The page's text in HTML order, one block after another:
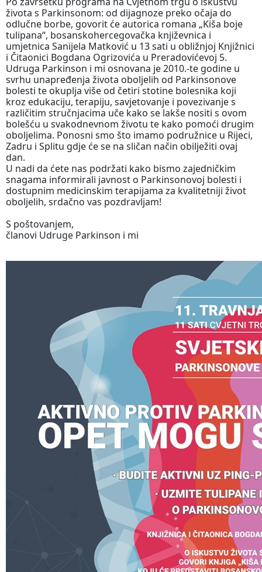
života s Parkinsonom: od dijagnoze preko očaja do
odlučne borbe, govorit će autorica romana „Kiša boje
tulipana“, bosanskohercegovačka književnica i
umjetnica Sanijela Matković u 13 sati u obližnjoj Knjižnici
i Čitaonici Bogdana Ogrizovića u Preradovićevoj 5.
Udruga Parkinson i mi osnovana je 2010.-te godine u
svrhu unapređenja života oboljelih od Parkinsonove
bolesti te okuplja više od četiri stotine bolesnika koji
kroz edukaciju, terapiju, savjetovanje i povezivanje s
različitim stručnjacima uče kako se lakše nositi s ovom
bolešću u svakodnevnom životu te kako pomoći drugim
oboljelima. Ponosni smo što imamo podružnice u Rijeci,
Zadru i Splitu gdje će se na sličan način obilježiti ovaj
dan.
U nadi da ćete nas podržati kako bismo zajedničkim
snagama informirali javnost o Parkinsonovoj bolesti i
dostupnim medicinskim terapijama za kvalitetniji život
oboljelih, srdačno vas pozdravljam!
S poštovanjem,
članovi Udruge Parkinson i mi